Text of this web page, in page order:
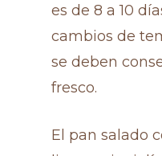
es de 8 a 10
cambios de
se deben
fresco.
El pan salado